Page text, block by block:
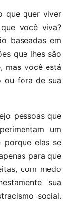
que quer viver
você viva?
baseadas em
que lhes são
mas você está
ou fora de sua
pessoas que
um
porque elas se
para que
com medo
sua
social.